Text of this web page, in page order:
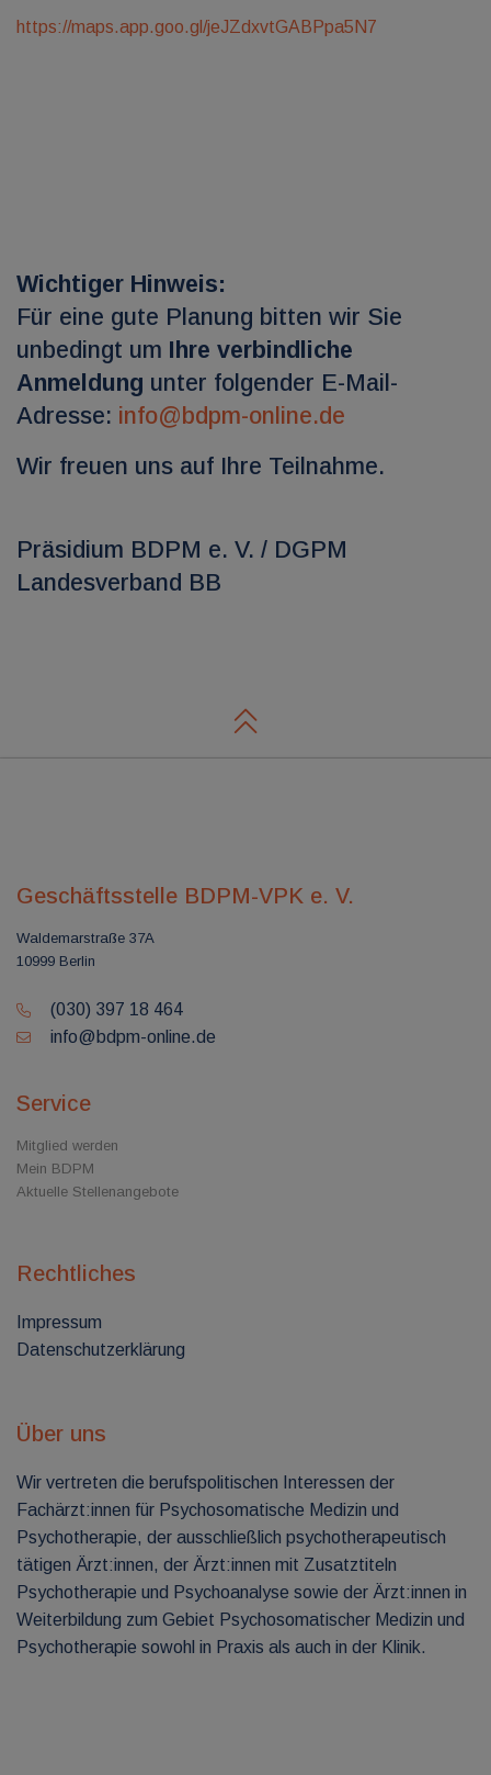
https://maps.app.goo.gl/jeJZdxvtGABPpa5N7
Wichtiger Hinweis:
Für eine gute Planung bitten wir Sie
unbedingt um Ihre verbindliche
Anmeldung unter folgender E-Mail-
Adresse: info@bdpm-online.de
Wir freuen uns auf Ihre Teilnahme.
Präsidium BDPM e. V. / DGPM
Landesverband BB
Geschäftsstelle BDPM-VPK e. V.
Waldemarstraße 37A
10999 Berlin
(030) 397 18 464
info@bdpm-online.de
Service
Mitglied werden
Mein BDPM
Aktuelle Stellenangebote
Rechtliches
Impressum
Datenschutzerklärung
Über uns
Wir vertreten die berufspolitischen Interessen der
Fachärzt:innen für Psychosomatische Medizin und
Psychotherapie, der ausschließlich psychotherapeutisch
tätigen Ärzt:innen, der Ärzt:innen mit Zusatztiteln
Psychotherapie und Psychoanalyse sowie der Ärzt:innen in
Weiterbildung zum Gebiet Psychosomatischer Medizin und
Psychotherapie sowohl in Praxis als auch in der Klinik.